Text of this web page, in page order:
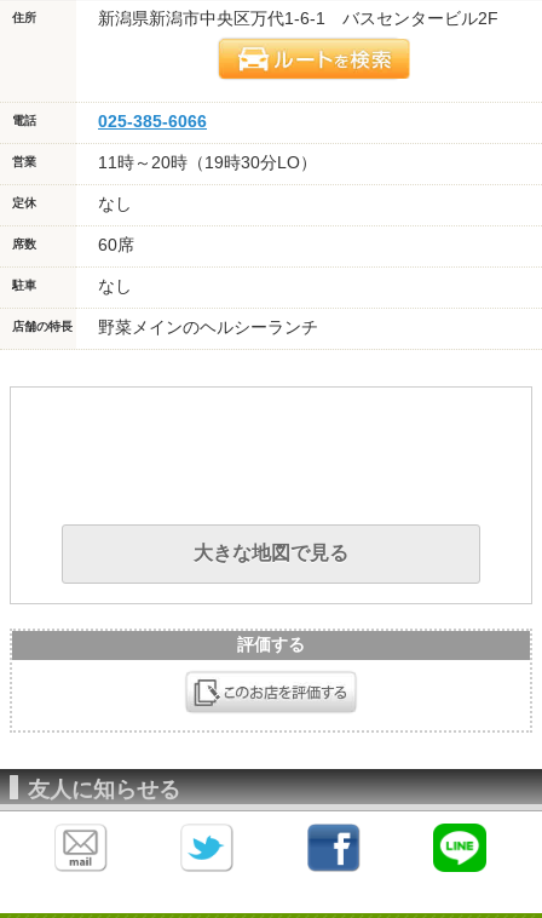
住所 新潟県新潟市中央区万代1-6-1 バスセンタービル2F
電話 025-385-6066
営業 11時～20時（19時30分LO）
定休 なし
席数 60席
駐車 なし
店舗の特長 野菜メインのヘルシーランチ
大きな地図で見る
評価する
友人に知らせる